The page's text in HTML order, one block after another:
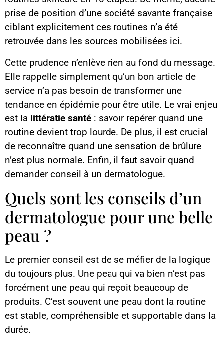
prise de position d’une société savante française
ciblant explicitement ces routines n’a été
retrouvée dans les sources mobilisées ici.
Cette prudence n’enlève rien au fond du message.
Elle rappelle simplement qu’un bon article de
service n’a pas besoin de transformer une
tendance en épidémie pour être utile. Le vrai enjeu
est la littératie santé : savoir repérer quand une
routine devient trop lourde. De plus, il est crucial
de reconnaître quand une sensation de brûlure
n’est plus normale. Enfin, il faut savoir quand
demander conseil à un dermatologue.
Quels sont les conseils d’un
dermatologue pour une belle
peau ?
Le premier conseil est de se méfier de la logique
du toujours plus. Une peau qui va bien n’est pas
forcément une peau qui reçoit beaucoup de
produits. C’est souvent une peau dont la routine
est stable, compréhensible et supportable dans la
durée.